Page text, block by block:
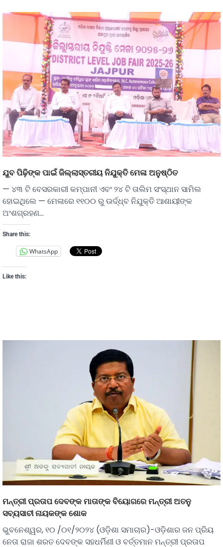
ଯୁବ ପିଢ଼ିଙ୍କ ପାଇଁ ଜିଲ୍ଲାସ୍ତରୀୟ ନିଯୁକ୍ତି ମେଳା ଅନୁଷ୍ଠିତ
— ୪୩ ଟି ବେସରକାରୀ କମ୍ପାନୀ ଏବଂ ୨୪ ଟି ତାଲିମ ସଂସ୍ଥାନ ସାମିଲ
ହୋଇଥିଲେ — ମେଳାରେ ୧୧୦୦ ରୁ ଉର୍ଦ୍ଧ୍ବ ନିଯୁକ୍ତି ଆଶାୟୀଙ୍କ
ଅଂଶଗ୍ରହଣ…
Share this:
WhatsApp
Like this:
ମନ୍ତ୍ରୀ ପ୍ରତାପ ଦେବଙ୍କ ମାତାଙ୍କ ବିୟୋଗରେ ମନ୍ତ୍ରୀ ଅତନୁ
ସବ୍ୟସାଚୀ ନାୟକଙ୍କ ଶୋକ
ଭୁବନେଶ୍ୱର, ୧୦ /୦୧/୨୦୨୪ (ଓଡ଼ିଶା ସମାଚାର)-ଓଡ଼ିଶାର ଜନ ପ୍ରିୟ
ନେତା ରାଜା ଶରତ ଦେବଙ୍କ ସହଧର୍ମିଣୀ ଓ ବର୍ତ୍ତମାନ ମନ୍ତ୍ରୀ ପ୍ରତାପ